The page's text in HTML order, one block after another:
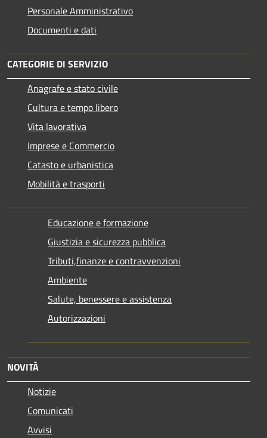
Personale Amministrativo
Documenti e dati
CATEGORIE DI SERVIZIO
Anagrafe e stato civile
Cultura e tempo libero
Vita lavorativa
Imprese e Commercio
Catasto e urbanistica
Mobilità e trasporti
Educazione e formazione
Giustizia e sicurezza pubblica
Tributi,finanze e contravvenzioni
Ambiente
Salute, benessere e assistenza
Autorizzazioni
NOVITÀ
Notizie
Comunicati
Avvisi